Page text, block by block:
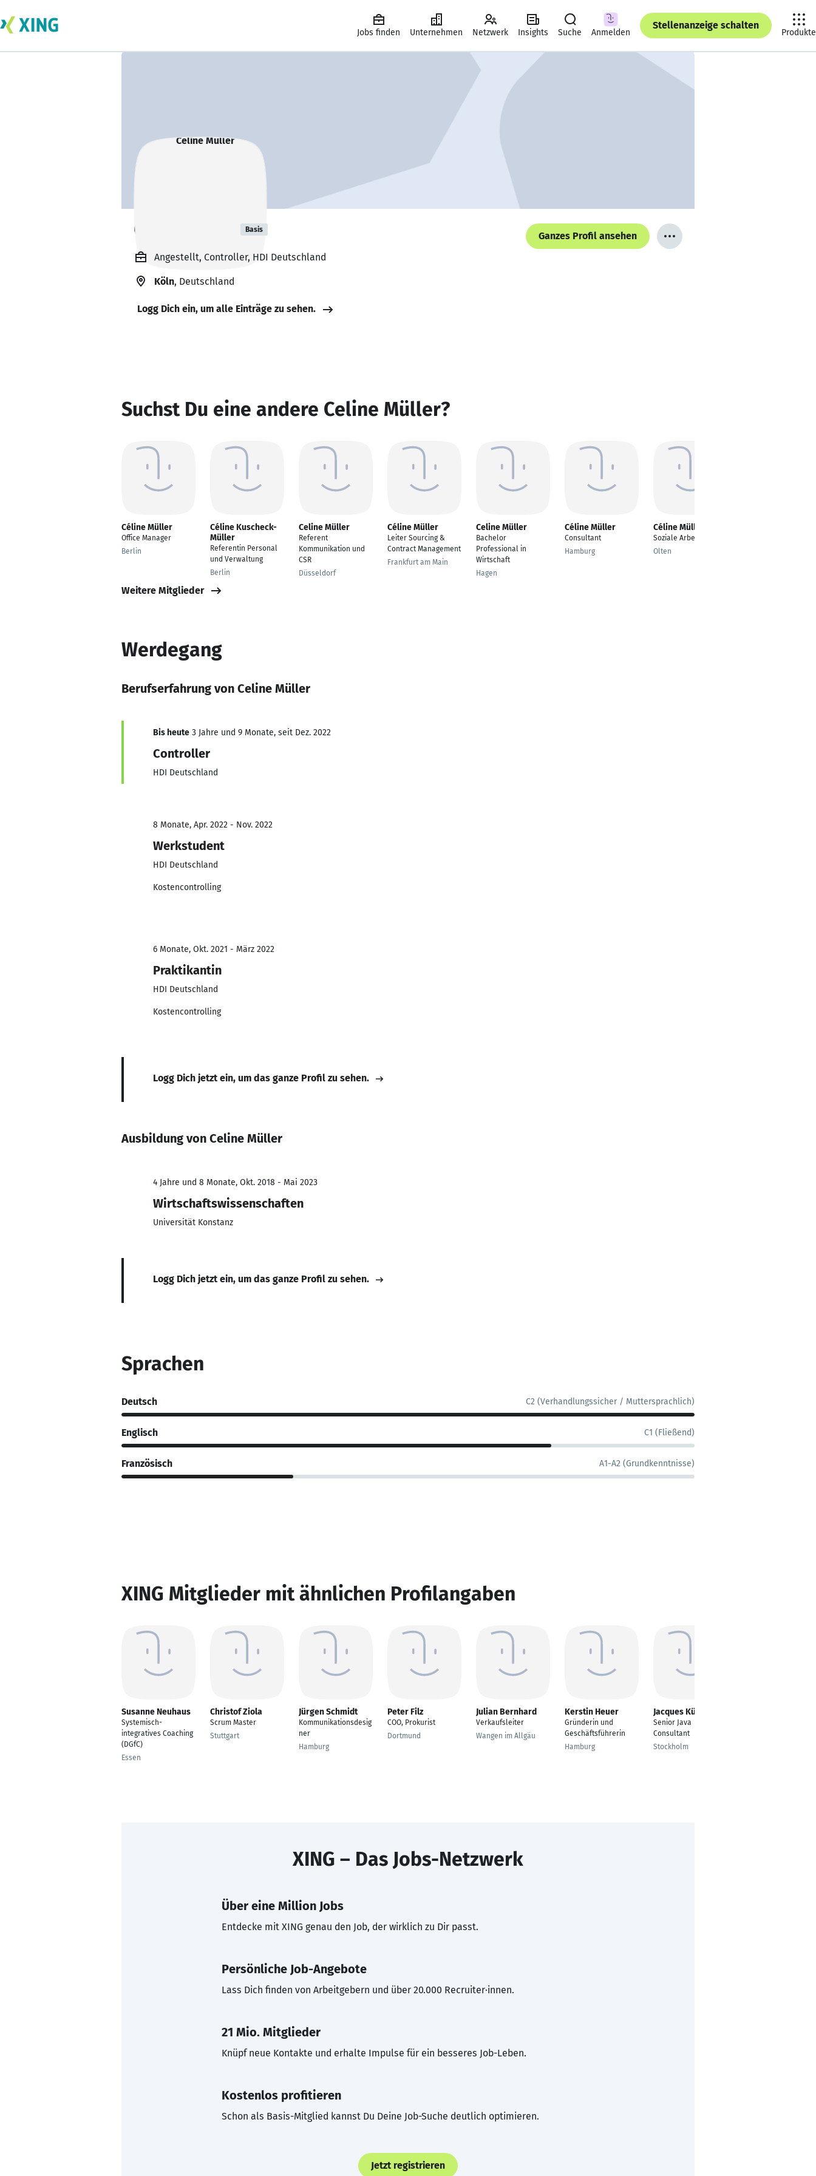
Jobs finden Unternehmen Netzwerk Insights Suche Anmelden
Stellenanzeige schalten
Produkte
Celine Müller Basis
Ganzes Profil ansehen
Angestellt, Controller, HDI Deutschland
Köln, Deutschland
Logg Dich ein, um alle Einträge zu sehen.
Suchst Du eine andere Celine Müller?
Céline Müller
Office Manager
Berlin
Céline Kuscheck-
Müller
Referentin Personal
und Verwaltung
Berlin
Celine Müller
Referent
Kommunikation und
CSR
Düsseldorf
Céline Müller
Leiter Sourcing &
Contract Management
Frankfurt am Main
Celine Müller
Bachelor
Professional in
Wirtschaft
Hagen
Céline Müller
Consultant
Hamburg
Céline Müller
Soziale Arbeit
Olten
Weitere Mitglieder
Werdegang
Berufserfahrung von Celine Müller
Bis heute 3 Jahre und 9 Monate, seit Dez. 2022
Controller
HDI Deutschland
8 Monate, Apr. 2022 - Nov. 2022
Werkstudent
HDI Deutschland
Kostencontrolling
6 Monate, Okt. 2021 - März 2022
Praktikantin
HDI Deutschland
Kostencontrolling
Logg Dich jetzt ein, um das ganze Profil zu sehen.
Ausbildung von Celine Müller
4 Jahre und 8 Monate, Okt. 2018 - Mai 2023
Wirtschaftswissenschaften
Universität Konstanz
Logg Dich jetzt ein, um das ganze Profil zu sehen.
Sprachen
Deutsch C2 (Verhandlungssicher / Muttersprachlich)
Englisch C1 (Fließend)
Französisch A1-A2 (Grundkenntnisse)
XING Mitglieder mit ähnlichen Profilangaben
Susanne Neuhaus
Systemisch-
integratives Coaching
(DGfC)
Essen
Christof Ziola
Scrum Master
Stuttgart
Jürgen Schmidt
Kommunikationsdesig
ner
Hamburg
Peter Filz
COO, Prokurist
Dortmund
Julian Bernhard
Verkaufsleiter
Wangen im Allgäu
Kerstin Heuer
Gründerin und
Geschäftsführerin
Hamburg
Jacques Kühl
Senior Java
Consultant
Stockholm
XING – Das Jobs-Netzwerk
Über eine Million Jobs
Entdecke mit XING genau den Job, der wirklich zu Dir passt.
Persönliche Job-Angebote
Lass Dich finden von Arbeitgebern und über 20.000 Recruiter·innen.
21 Mio. Mitglieder
Knüpf neue Kontakte und erhalte Impulse für ein besseres Job-Leben.
Kostenlos profitieren
Schon als Basis-Mitglied kannst Du Deine Job-Suche deutlich optimieren.
Jetzt registrieren